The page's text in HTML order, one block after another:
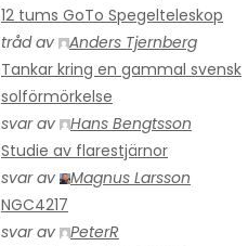
12 tums GoTo Spegelteleskop
tråd av
Anders Tjernberg
Tankar kring en gammal svensk
solförmörkelse
svar av
Hans Bengtsson
Studie av flarestjärnor
svar av
Magnus Larsson
NGC4217
svar av
PeterR